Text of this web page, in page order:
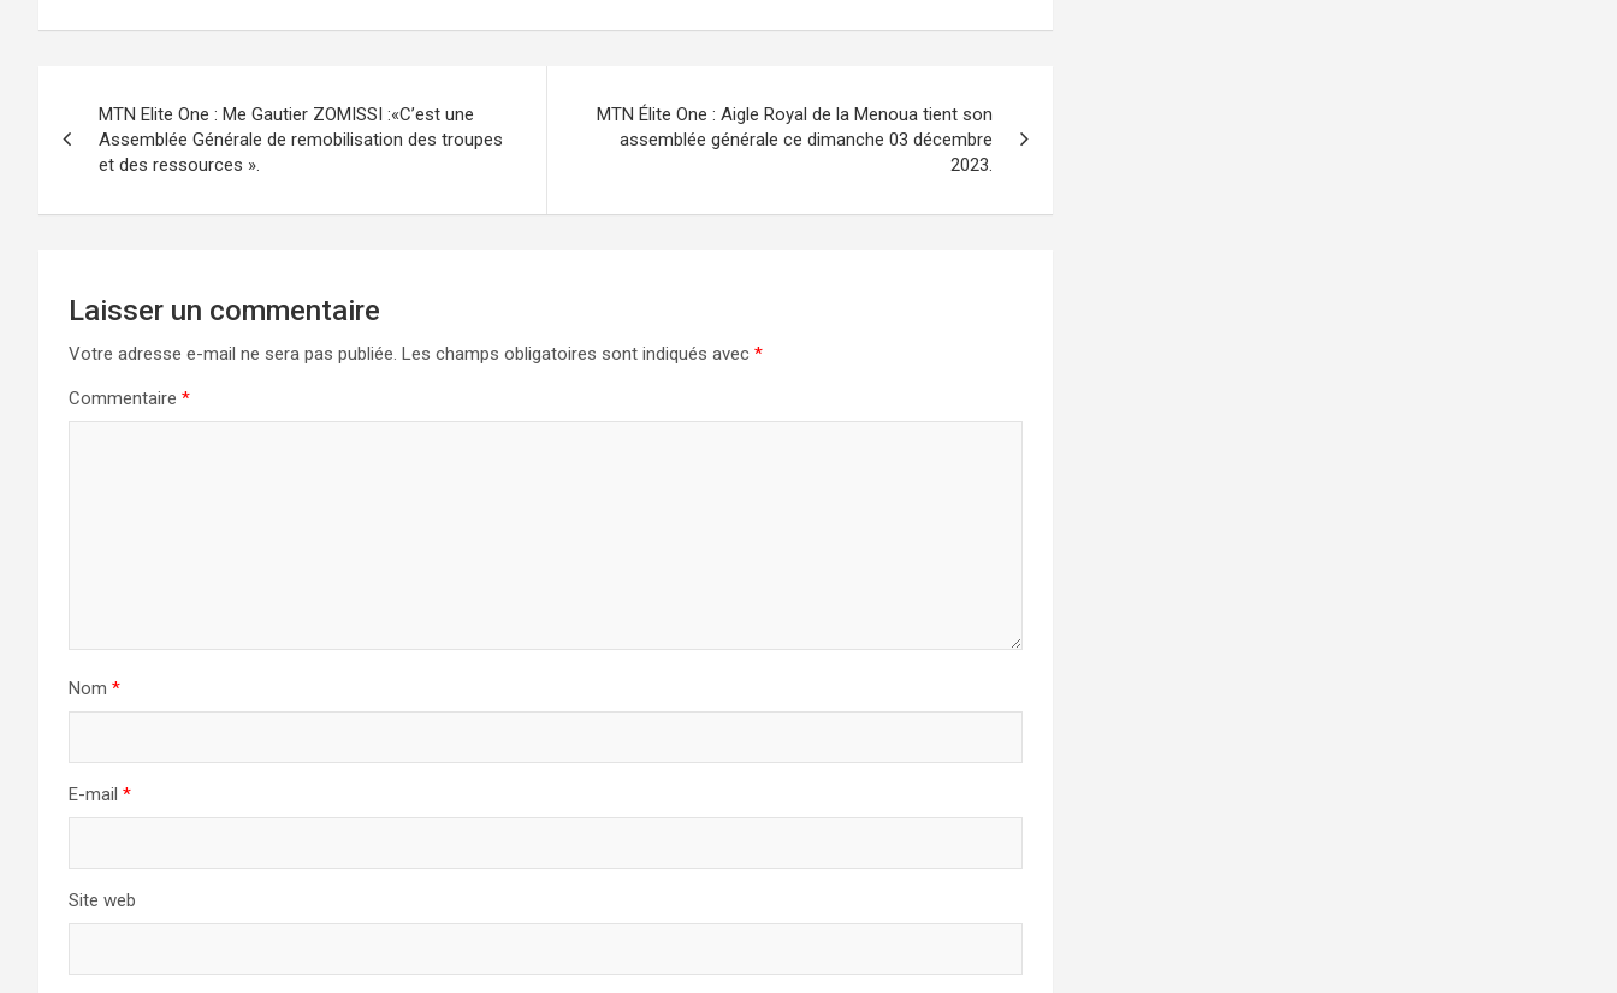
de
MTN Elite One : Me Gautier ZOMISSI :«C’est une
Assemblée Générale de remobilisation des troupes
et des ressources ».
MTN Élite One : Aigle Royal de la Menoua tient son
assemblée générale ce dimanche 03 décembre
2023.
Laisser un commentaire
Votre adresse e-mail ne sera pas publiée. Les champs obligatoires sont indiqués avec *
Commentaire *
Nom *
E-mail *
Site web